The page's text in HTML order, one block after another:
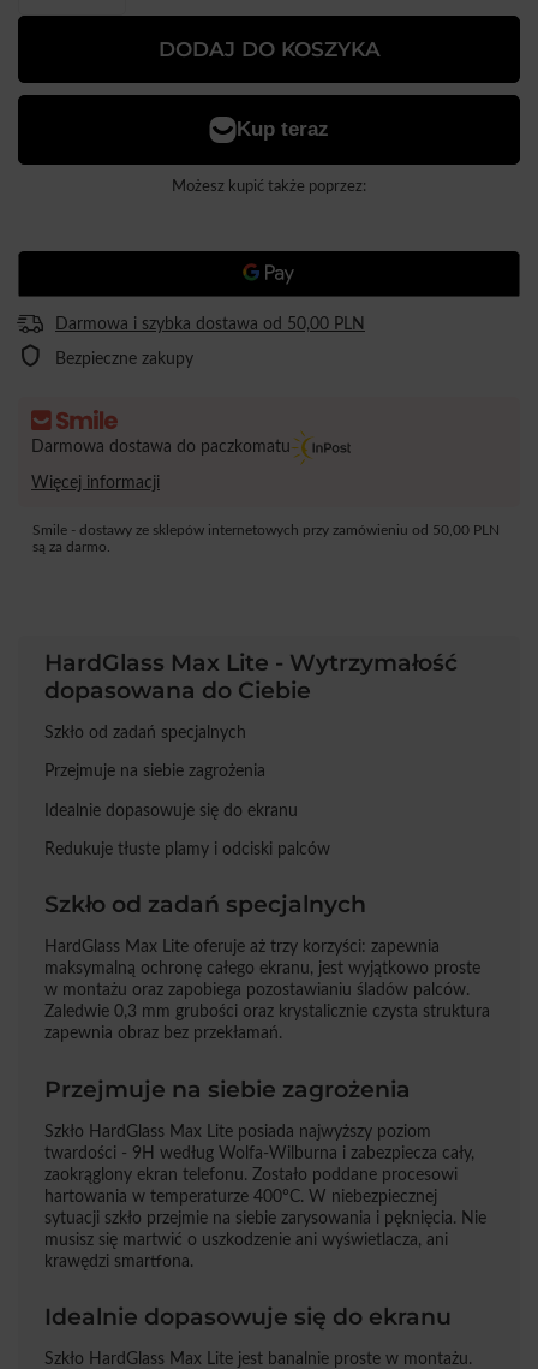
DODAJ DO KOSZYKA
Możesz kupić także poprzez:
Darmowa i szybka dostawa od 50,00 PLN
Bezpieczne zakupy
Darmowa dostawa do paczkomatu
Więcej informacji
Smile - dostawy ze sklepów internetowych przy zamówieniu od 50,00 PLN
są za darmo.
HardGlass Max Lite - Wytrzymałość
dopasowana do Ciebie
Szkło od zadań specjalnych
Przejmuje na siebie zagrożenia
Idealnie dopasowuje się do ekranu
Redukuje tłuste plamy i odciski palców
Szkło od zadań specjalnych
HardGlass Max Lite oferuje aż trzy korzyści: zapewnia
maksymalną ochronę całego ekranu, jest wyjątkowo proste
w montażu oraz zapobiega pozostawianiu śladów palców.
Zaledwie 0,3 mm grubości oraz krystalicznie czysta struktura
zapewnia obraz bez przekłamań.
Przejmuje na siebie zagrożenia
Szkło HardGlass Max Lite posiada najwyższy poziom
twardości - 9H według Wolfa-Wilburna i zabezpiecza cały,
zaokrąglony ekran telefonu. Zostało poddane procesowi
hartowania w temperaturze 400°C. W niebezpiecznej
sytuacji szkło przejmie na siebie zarysowania i pęknięcia. Nie
musisz się martwić o uszkodzenie ani wyświetlacza, ani
krawędzi smartfona.
Idealnie dopasowuje się do ekranu
Szkło HardGlass Max Lite jest banalnie proste w montażu.